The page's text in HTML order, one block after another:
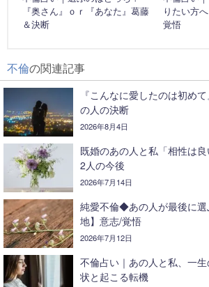
『奥さん』ｏｒ『あなた』葛藤
＆決断
りたい方
覚悟
不倫の関連記事
『こんなに愛したのは初め
の人の決断
2026年8月4日
既婚のあの人と私「相性は
2人の今後
2026年7月14日
純愛不倫◆あの人が最後に
地】意志/覚悟
2026年7月12日
不倫占い｜あの人と私、一
状と起こる転機